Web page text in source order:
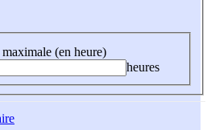
(en heure)
heures